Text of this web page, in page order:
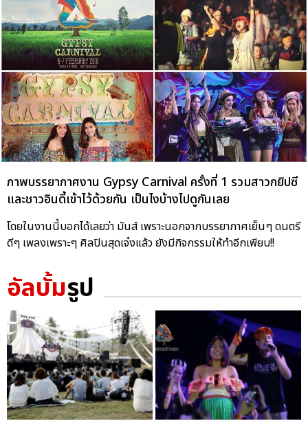
ภาพบรรยากาศงาน Gypsy Carnival ครั้งที่ 1 รวมสาวกยิปซี
และชาวอินดี้เข้าไว้ด้วยกัน เป็นไงบ้างไปดูกันเลย
โดยในงานนี้บอกได้เลยว่า มันส์ เพราะนอกจากบรรยากาศเย็นๆ ดนตรี
ดีๆ เพลงเพราะๆ ศิลปินสุดเจ๋งแล้ว ยังมีกิจกรรมให้ทำอีกเพียบ!!
อัลบั้มรูป